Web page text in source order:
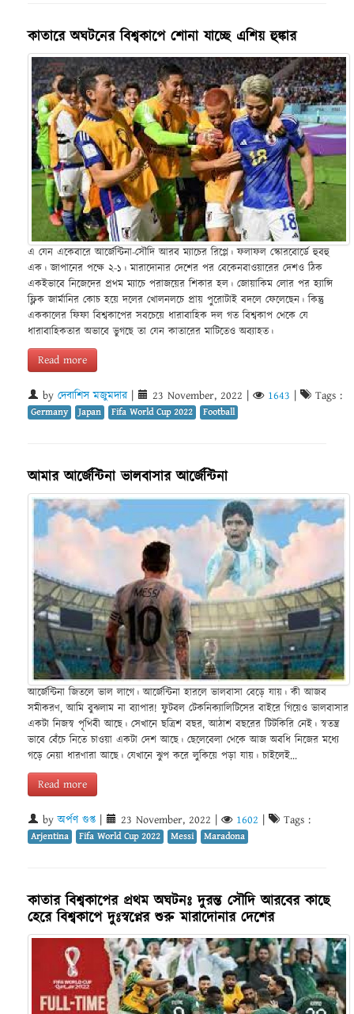
কাতারে অঘটনের বিশ্বকাপে শোনা যাচ্ছে এশিয় হুঙ্কার
এ যেন একেবারে আর্জেন্টিনা-সৌদি আরব ম্যাচের রিপ্লে। ফলাফল স্কোরবোর্ডে হুবহু
এক। জাপানের পক্ষে ২-১। মারাদোনার দেশের পর বেকেনবাওয়ারের দেশও ঠিক
একইভাবে নিজেদের প্রথম ম্যাচে পরাজয়ের শিকার হল। জোয়াকিম লোর পর হ্যান্সি
ফ্লিক জার্মানির কোচ হয়ে দলের খোলনলচে প্রায় পুরোটাই বদলে ফেলেছেন। কিন্তু
এককালের ফিফা বিশ্বকাপের সবচেয়ে ধারাবাহিক দল গত বিশ্বকাপ থেকে যে
ধারাবাহিকতার অভাবে ভুগছে তা যেন কাতারের মাটিতেও অব্যাহত।
Read more
by দেবাশিস মজুমদার| 23 November, 2022 | 1643 | Tags :
Germany Japan Fifa World Cup 2022 Football
আমার আর্জেন্টিনা ভালবাসার আর্জেন্টিনা
আর্জেন্টিনা জিতলে ভাল লাগে। আর্জেন্টিনা হারলে ভালবাসা বেড়ে যায়। কী আজব
সমীকরণ, আমি বুঝলাম না ব্যাপার! ফুটবল টেকনিক্যালিটিসের বাইরে গিয়েও ভালবাসার
একটা নিজস্ব পৃথিবী আছে। সেখানে ছত্রিশ বছর, আঠাশ বছরের টিটকিরি নেই। স্বতন্ত্র
ভাবে বেঁচে নিতে চাওয়া একটা দেশ আছে। ছেলেবেলা থেকে আজ অবধি নিজের মধ্যে
গড়ে নেয়া ধারণারা আছে। যেখানে ঝুপ করে লুকিয়ে পড়া যায়। চাইলেই...
Read more
byঅর্পণ গুপ্ত | 23 November, 2022 | 1602 | Tags :
Arjentina Fifa World Cup 2022 Messi Maradona
কাতার বিশ্বকাপের প্রথম অঘটনঃ দুরন্ত সৌদি আরবের কাছে
হেরে বিশ্বকাপে দুঃস্বপ্নের শুরু মারাদোনার দেশের